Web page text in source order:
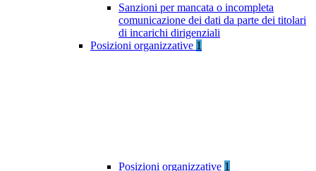
Sanzioni per mancata o incompleta
comunicazione dei dati da parte dei titolari
di incarichi dirigenziali
Posizioni organizzative 1
Posizioni organizzative 1